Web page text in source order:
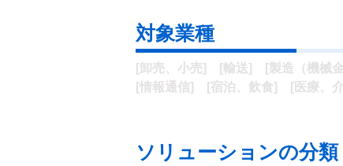
対象業種
[卸売、小売] [輸送] [製造（機械
[情報通信]
[宿泊、飲食] [医療、
ソリューションの分類